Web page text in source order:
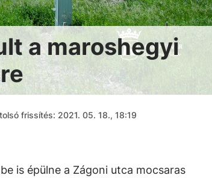
a maroshegyi
frissítés: 2021. 05. 18., 18:19
is épülne a Zágoni utca mocsaras